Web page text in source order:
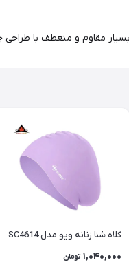
کلاه شنا زنانه ویو مدل SC4614
1,040,000 تومان